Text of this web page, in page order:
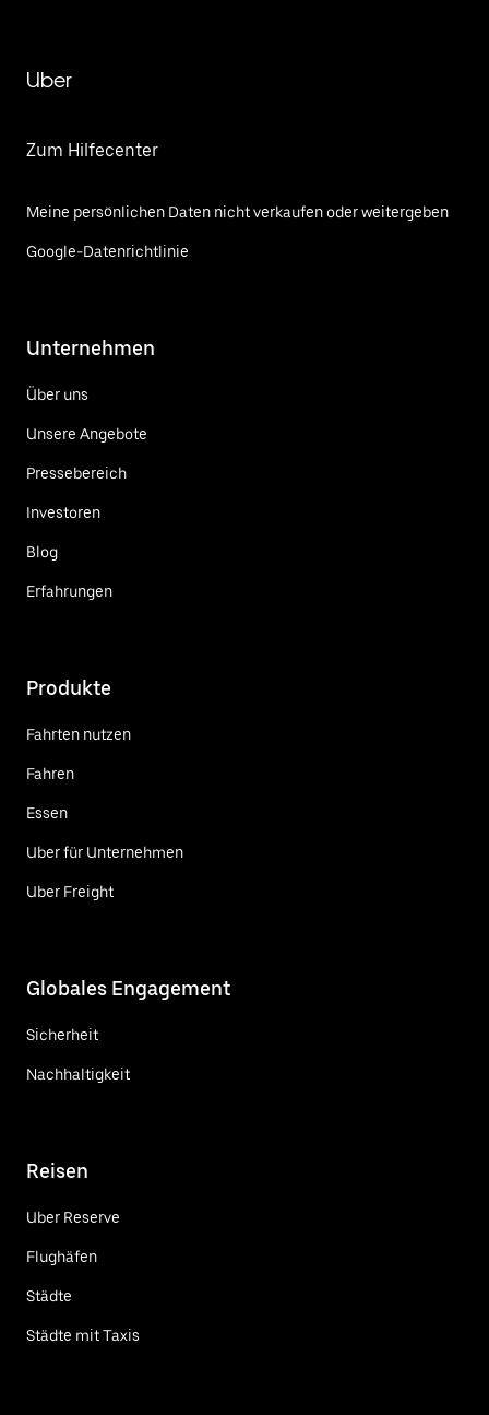
Uber
Zum Hilfecenter
Meine persönlichen Daten nicht verkaufen oder weitergeben
Google-Datenrichtlinie
Unternehmen
Über uns
Unsere Angebote
Pressebereich
Investoren
Blog
Erfahrungen
Produkte
Fahrten nutzen
Fahren
Essen
Uber für Unternehmen
Uber Freight
Globales Engagement
Sicherheit
Nachhaltigkeit
Reisen
Uber Reserve
Flughäfen
Städte
Städte mit Taxis